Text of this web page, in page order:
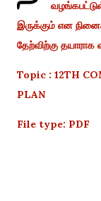
இருக்கும் என
தேற்விற்கு
Topic : 12TH
PLAN
File type: PDF